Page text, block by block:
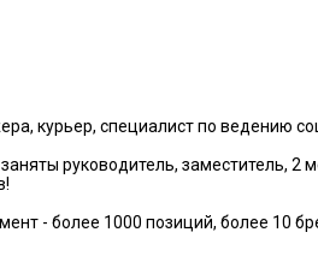
курьер, специалист по ведению
руководитель, заместитель, 2
- более 1000 позиций, более 10